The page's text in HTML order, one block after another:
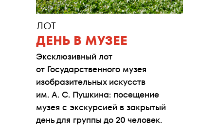
ЛОТ
ДЕНЬ В МУЗЕЕ
Эксклюзивный лот
от Государственного музея
изобразительных искусств
им. А. С. Пушкина: посещение
музея с экскурсией в закрытый
день для группы до 20 человек.